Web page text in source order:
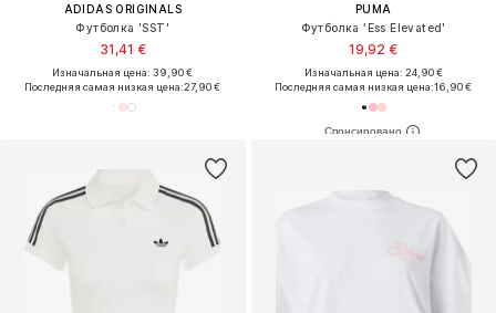
ADIDAS ORIGINALS
Футболка 'SST'
31,41 €
Изначальная цена: 39,90 €
Последняя самая низкая цена:27,90 €
PUMA
Футболка 'Ess Elevated'
19,92 €
Изначальная цена: 24,90 €
Последняя самая низкая цена:16,90 €